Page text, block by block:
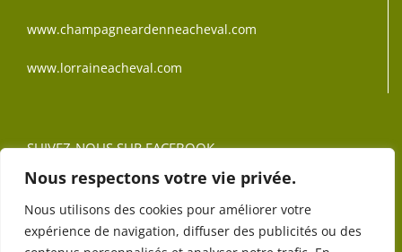
Nous respectons votre vie privée.
Nous utilisons des cookies pour améliorer votre
expérience de navigation, diffuser des publicités ou des
www.champagneardenneacheval.com
www.lorraineacheval.com
SUIVEZ-NOUS SUR FACEBOOK